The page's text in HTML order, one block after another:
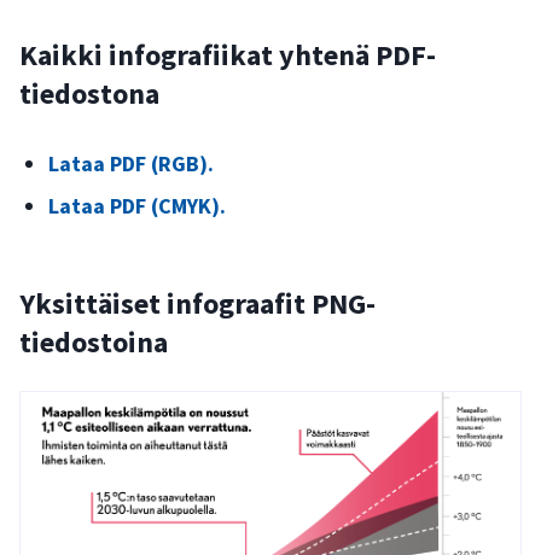
Kaikki infografiikat yhtenä PDF-
tiedostona
Lataa PDF (RGB).
Lataa PDF (CMYK).
Yksittäiset infograafit PNG-
tiedostoina